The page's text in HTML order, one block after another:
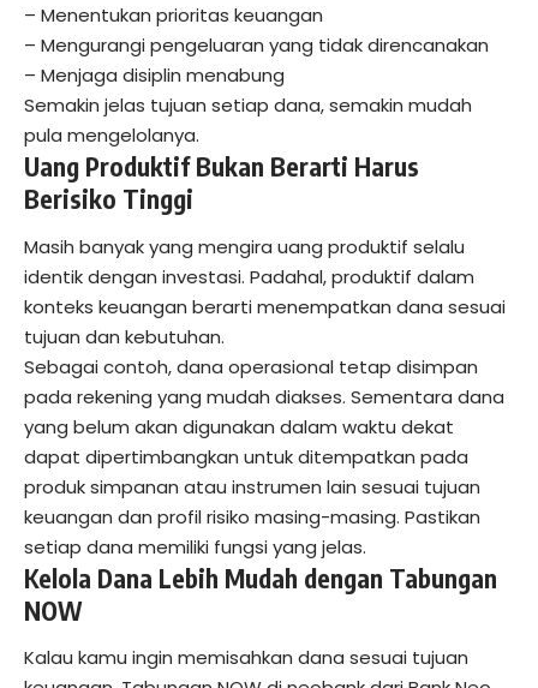
– Menentukan prioritas keuangan
– Mengurangi pengeluaran yang tidak direncanakan
– Menjaga disiplin menabung
Semakin jelas tujuan setiap dana, semakin mudah
pula mengelolanya.
Uang Produktif Bukan Berarti Harus
Berisiko Tinggi
Masih banyak yang mengira uang produktif selalu
identik dengan investasi. Padahal, produktif dalam
konteks keuangan berarti menempatkan dana sesuai
tujuan dan kebutuhan.
Sebagai contoh, dana operasional tetap disimpan
pada rekening yang mudah diakses. Sementara dana
yang belum akan digunakan dalam waktu dekat
dapat dipertimbangkan untuk ditempatkan pada
produk simpanan atau instrumen lain sesuai tujuan
keuangan dan profil risiko masing-masing. Pastikan
setiap dana memiliki fungsi yang jelas.
Kelola Dana Lebih Mudah dengan Tabungan
NOW
Kalau kamu ingin memisahkan dana sesuai tujuan